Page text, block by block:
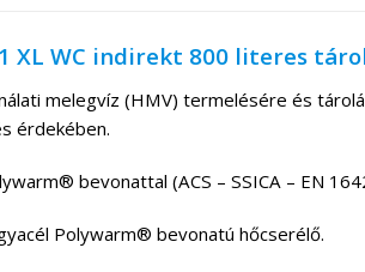
XL WC indirekt 800 literes
melegvíz (HMV) termelésére és
érdekében.
bevonattal (ACS – SSICA – EN
Polywarm® bevonatú hőcserélő.